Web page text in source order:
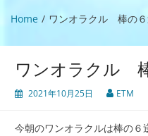
Home ワンオラクル 棒の
ワンオラクル
2021年10月25日 ETM
今朝のワンオラクルは棒の６